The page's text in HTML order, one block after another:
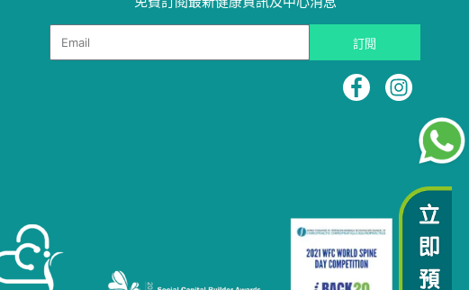
Email 訂閱